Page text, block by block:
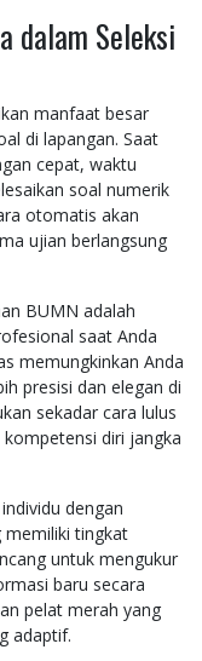
dalam Seleksi
manfaat besar
di lapangan. Saat
cepat, waktu
soal numerik
otomatis akan
ujian berlangsung
BUMN adalah
saat Anda
memungkinkan Anda
presisi dan elegan di
sekadar cara lulus
diri jangka
dengan
memiliki tingkat
untuk mengukur
baru secara
pelat merah yang
adaptif.